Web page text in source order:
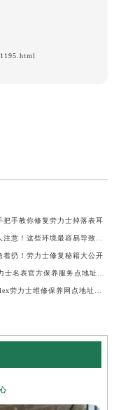
把手教你修复劳力士掉落表耳
着扔！劳力士修复秘籍大公开